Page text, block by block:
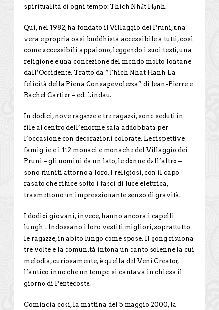
spiritualità di ogni tempo: Thích Nhất Hạnh.
Qui, nel 1982, ha fondato il Villaggio dei Pruni, una
vera e propria oasi buddhista accessibile a tutti, così
come accessibili appaiono, leggendo i suoi testi, una
religione e una concezione del mondo molto lontane
dall’Occidente. Tratto da “Thich Nhat Hanh La
felicità della Piena Consapevolezza” di Jean-Pierre e
Rachel Cartier – ed. Lindau.
In dodici, nove ragazze e tre ragazzi, sono seduti in
file al centro dell’enorme sala addobbata per
l’occasione con decorazioni colorate. Le rispettive
famiglie e i 112 monaci e monache del Villaggio dei
Pruni – gli uomini da un lato, le donne dall’altro –
sono riuniti attorno a loro. I religiosi, con il capo
rasato che riluce sotto i fasci di luce elettrica,
trasmettono un impressionante senso di gravità.
I dodici giovani, invece, hanno ancora i capelli
lunghi. Indossano i loro vestiti migliori, soprattutto
le ragazze, in abito lungo come spose. Il gong risuona
tre volte e la comunità intona un canto solenne la cui
melodia, curiosamente, è quella del Veni Creator,
l’antico inno che un tempo si cantava in chiesa il
giorno di Pentecoste.
Comincia così, la mattina del 5 maggio 2000, la